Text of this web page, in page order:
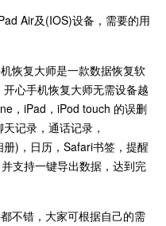
Air及(IOS)设备，需要的用
恢复大师是一款数据恢复软
心手机恢复大师无需设备越
，iPad，iPod touch 的误删
记录，通话记录，
)，日历，Safari书签，提醒
支持一键导出数据，达到完
不错，大家可根据自己的需